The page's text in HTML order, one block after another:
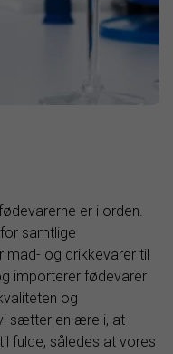
er i orden.
samtlige
og drikkevarer til
importerer fødevarer
og
sætter en ære i, at
fulde, således at vores